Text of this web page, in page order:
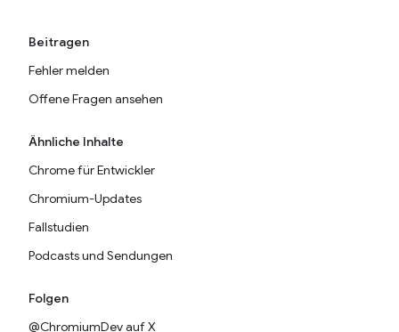
Beitragen
Fehler melden
Offene Fragen ansehen
Ähnliche Inhalte
Chrome für Entwickler
Chromium-Updates
Fallstudien
Podcasts und Sendungen
Folgen
@ChromiumDev auf X